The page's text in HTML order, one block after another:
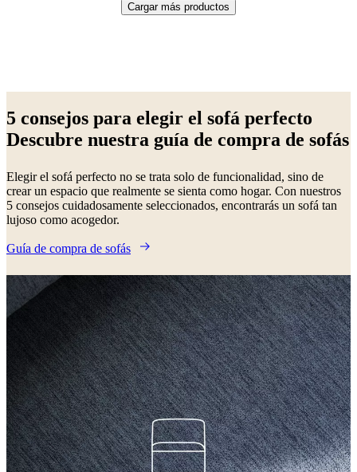
Cargar más productos
page
claro AmarilloAzulMarrón RojoNegroGris
oscuroPielRoble Aluminio De
metalLaca De
5 consejos para elegir el sofá perfecto
Descubre nuestra guía de compra de sofás
Elegir el sofá perfecto no se trata solo de funcionalidad, sino de
crear un espacio que realmente se sienta como hogar. Con nuestros
5 consejos cuidadosamente seleccionados, encontrarás un sofá tan
lujoso como acogedor.
Guía de compra de sofás